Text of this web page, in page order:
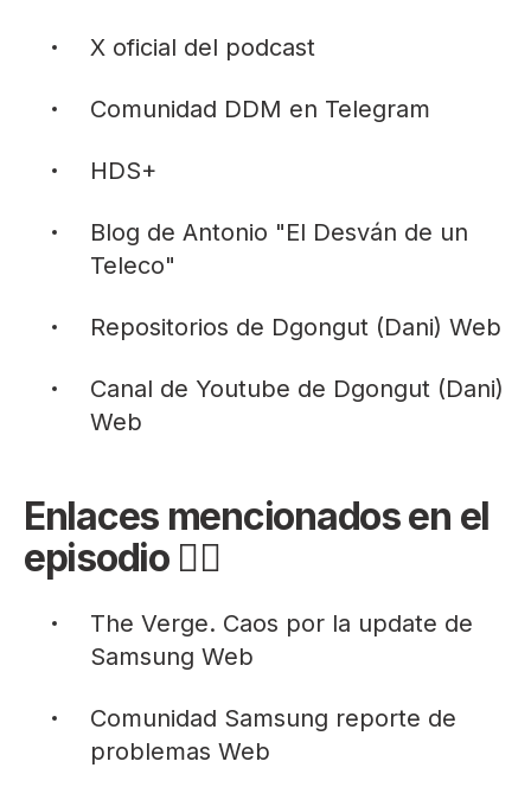
X oficial del podcast
Comunidad DDM en Telegram
HDS+
Blog de Antonio "El Desván de un
Teleco"
Repositorios de Dgongut (Dani) Web
Canal de Youtube de Dgongut (Dani)
Web
Enlaces mencionados en el
episodio👇🏻
The Verge. Caos por la update de
Samsung Web
Comunidad Samsung reporte de
problemas Web